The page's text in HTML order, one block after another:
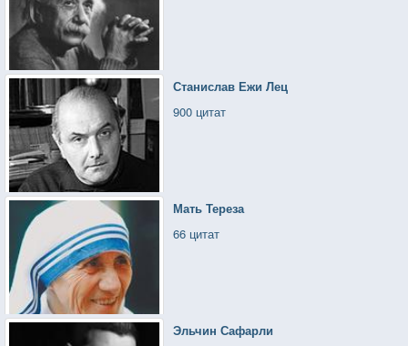
Станислав Ежи Лец
900 цитат
Мать Тереза
66 цитат
Эльчин Сафарли